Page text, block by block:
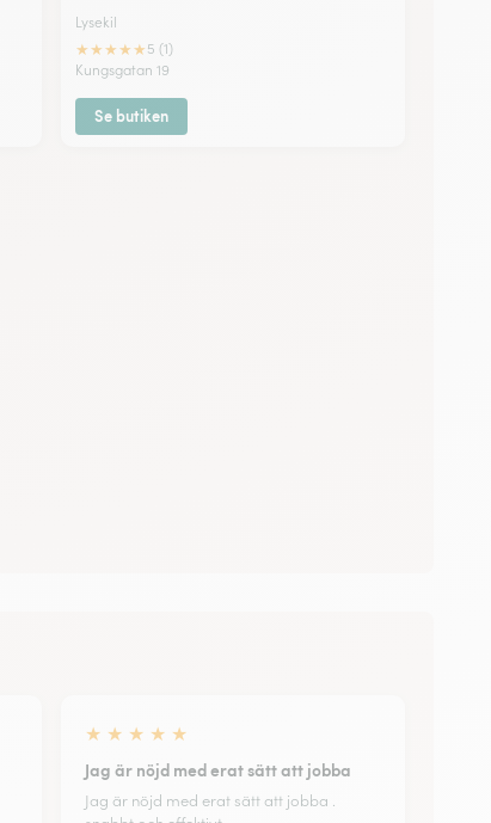
Lysekil
★★★★★ 5 (1)
Kungsgatan 19
Se butiken
★ ★ ★ ★ ★
Jag är nöjd med erat sätt att jobba
Jag är nöjd med erat sätt att jobba .